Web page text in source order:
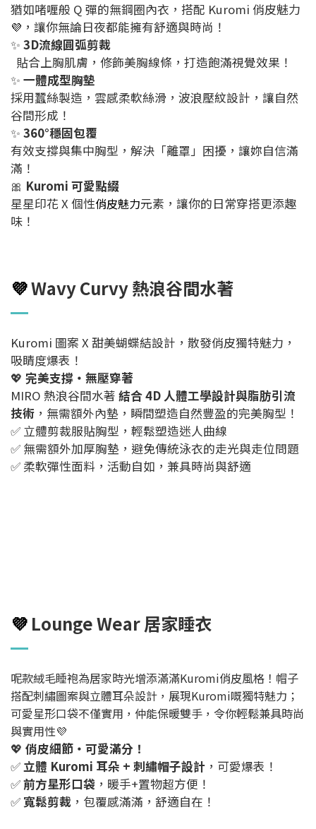
猶如啫喱般 Q 彈的無鋼圈內衣，搭配 Kuromi 俏皮魅力
💜 ，讓你無論日夜都能擁有舒適與時尚！
✨ 3D流線圓弧剪裁
貼合上胸肌膚，修飾美胸線條，打造飽滿視覺效果！
✨ 一體成型胸墊
採用蠶絲製造，雲感柔軟絲滑，波浪壓紋設計，讓自然
谷間形成！
✨ 360°穩固包覆
有效支撐與集中胸型，解決「離罩」困擾，讓妳自信滿
滿！
🎀 Kuromi 可愛點綴
星星印花 X 個性俏皮魅力元素，讓你的日常穿搭更添趣
味！
💜Wavy Curvy 熱浪谷間水著
Kuromi 圖案 X 甜美蝴蝶結設計，散發俏皮獨特魅力，
吸睛度爆表！
💖 完美支撐・無壓穿著
MIRO 熱浪谷間水著 結合 4D 人體工學設計與脂肪引流
技術 ，無需額外內墊，瞬間塑造自然豐盈的完美胸型！
✅ 立體剪裁服貼胸型，輕鬆塑造迷人曲線
✅ 無需額外加厚胸墊，避免傳統泳衣的走光與走位問題
✅ 柔軟彈性面料，活動自如，兼具時尚與舒適
💜 Lounge Wear 居家睡衣
呢款絨毛睡袍為居家時光增添滿滿Kuromi俏皮風格！帽子
搭配刺繡圖案與立體耳朵設計，展現Kuromi嘅獨特魅力；
可愛星形口袋不僅實用，仲能保暖雙手，令你輕鬆兼具時尚
與實用性💜
💖 俏皮細節・可愛滿分！
✅立體 Kuromi 耳朵 + 刺繡帽子設計 ，可愛爆表！
✅前方星形口袋 ，暖手+置物超方便！
✅ 寬鬆剪裁 ，包覆感滿滿，舒適自在！